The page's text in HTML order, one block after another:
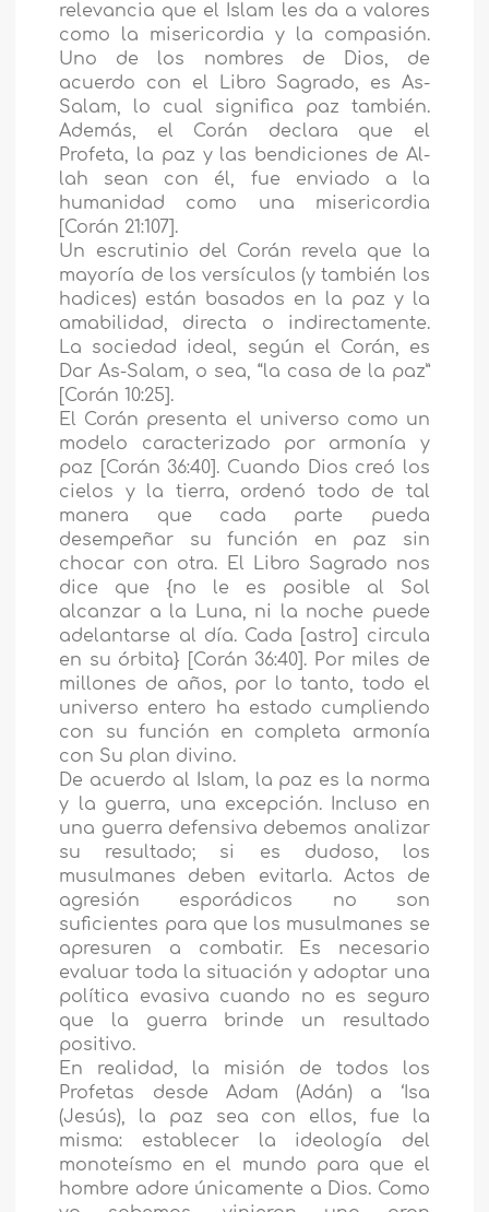
relevancia que el Islam les da a valores
como la misericordia y la compasión.
Uno de los nombres de Dios, de
acuerdo con el Libro Sagrado, es As-
Salam, lo cual significa paz también.
Además, el Corán declara que el
Profeta, la paz y las bendiciones de Al-
lah sean con él, fue enviado a la
humanidad como una misericordia
[Corán 21:107].
Un escrutinio del Corán revela que la
mayoría de los versículos (y también los
hadices) están basados en la paz y la
amabilidad, directa o indirectamente.
La sociedad ideal, según el Corán, es
Dar As-Salam, o sea, “la casa de la paz”
[Corán 10:25].
El Corán presenta el universo como un
modelo caracterizado por armonía y
paz [Corán 36:40]. Cuando Dios creó los
cielos y la tierra, ordenó todo de tal
manera que cada parte pueda
desempeñar su función en paz sin
chocar con otra. El Libro Sagrado nos
dice que {no le es posible al Sol
alcanzar a la Luna, ni la noche puede
adelantarse al día. Cada [astro] circula
en su órbita} [Corán 36:40]. Por miles de
millones de años, por lo tanto, todo el
universo entero ha estado cumpliendo
con su función en completa armonía
con Su plan divino.
De acuerdo al Islam, la paz es la norma
y la guerra, una excepción. Incluso en
una guerra defensiva debemos analizar
su resultado; si es dudoso, los
musulmanes deben evitarla. Actos de
agresión esporádicos no son
suficientes para que los musulmanes se
apresuren a combatir. Es necesario
evaluar toda la situación y adoptar una
política evasiva cuando no es seguro
que la guerra brinde un resultado
positivo.
En realidad, la misión de todos los
Profetas desde Adam (Adán) a ‘Isa
(Jesús), la paz sea con ellos, fue la
misma: establecer la ideología del
monoteísmo en el mundo para que el
hombre adore únicamente a Dios. Como